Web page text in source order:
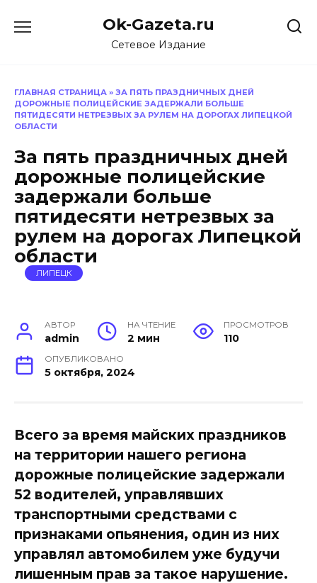
Ok-Gazeta.ru
Сетевое Издание
ГЛАВНАЯ СТРАНИЦА » ЗА ПЯТЬ ПРАЗДНИЧНЫХ ДНЕЙ
ДОРОЖНЫЕ ПОЛИЦЕЙСКИЕ ЗАДЕРЖАЛИ БОЛЬШЕ
ПЯТИДЕСЯТИ НЕТРЕЗВЫХ ЗА РУЛЕМ НА ДОРОГАХ ЛИПЕЦКОЙ
ОБЛАСТИ
За пять праздничных дней
дорожные полицейские
задержали больше
пятидесяти нетрезвых за
рулем на дорогах Липецкой
области
ЛИПЕЦК
АВТОР
admin
НА ЧТЕНИЕ
2 мин
ПРОСМОТРОВ
110
ОПУБЛИКОВАНО
5 октября, 2024
Всего за время майских праздников
на территории нашего региона
дорожные полицейские задержали
52 водителей, управлявших
транспортными средствами с
признаками опьянения, один из них
управлял автомобилем уже будучи
лишенным прав за такое нарушение.